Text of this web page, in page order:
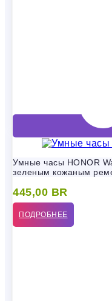
Умные часы HONOR
зеленым кожаным
445,00 BR
ПОДРОБНЕЕ